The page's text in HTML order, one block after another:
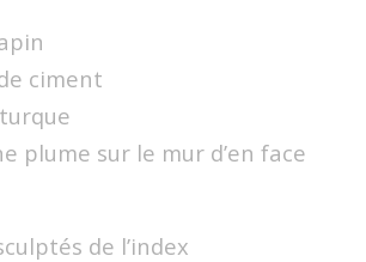
ciment
plume sur le mur d’en face
de l’index